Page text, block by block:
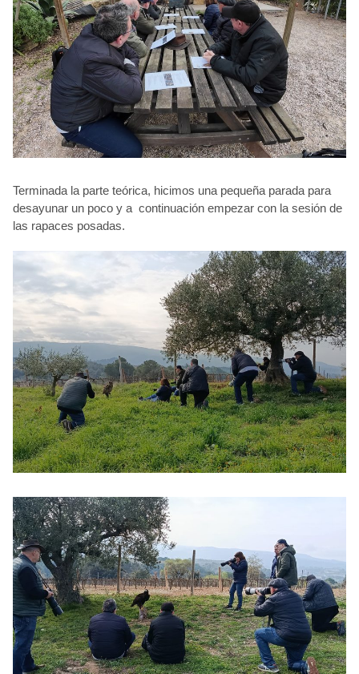
Terminada la parte teórica, hicimos una pequeña parada para
desayunar un poco y a continuación empezar con la sesión de
las rapaces posadas.